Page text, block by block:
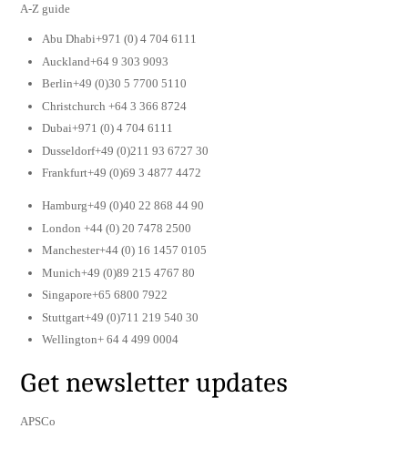
A-Z guide
Abu Dhabi+971 (0) 4 704 6111
Auckland+64 9 303 9093
Berlin+49 (0)30 5 7700 5110
Christchurch +64 3 366 8724
Dubai+971 (0) 4 704 6111
Dusseldorf+49 (0)211 93 6727 30
Frankfurt+49 (0)69 3 4877 4472
Hamburg+49 (0)40 22 868 44 90
London +44 (0) 20 7478 2500
Manchester+44 (0) 16 1457 0105
Munich+49 (0)89 215 4767 80
Singapore+65 6800 7922
Stuttgart+49 (0)711 219 540 30
Wellington+ 64 4 499 0004
Get newsletter updates
APSCo